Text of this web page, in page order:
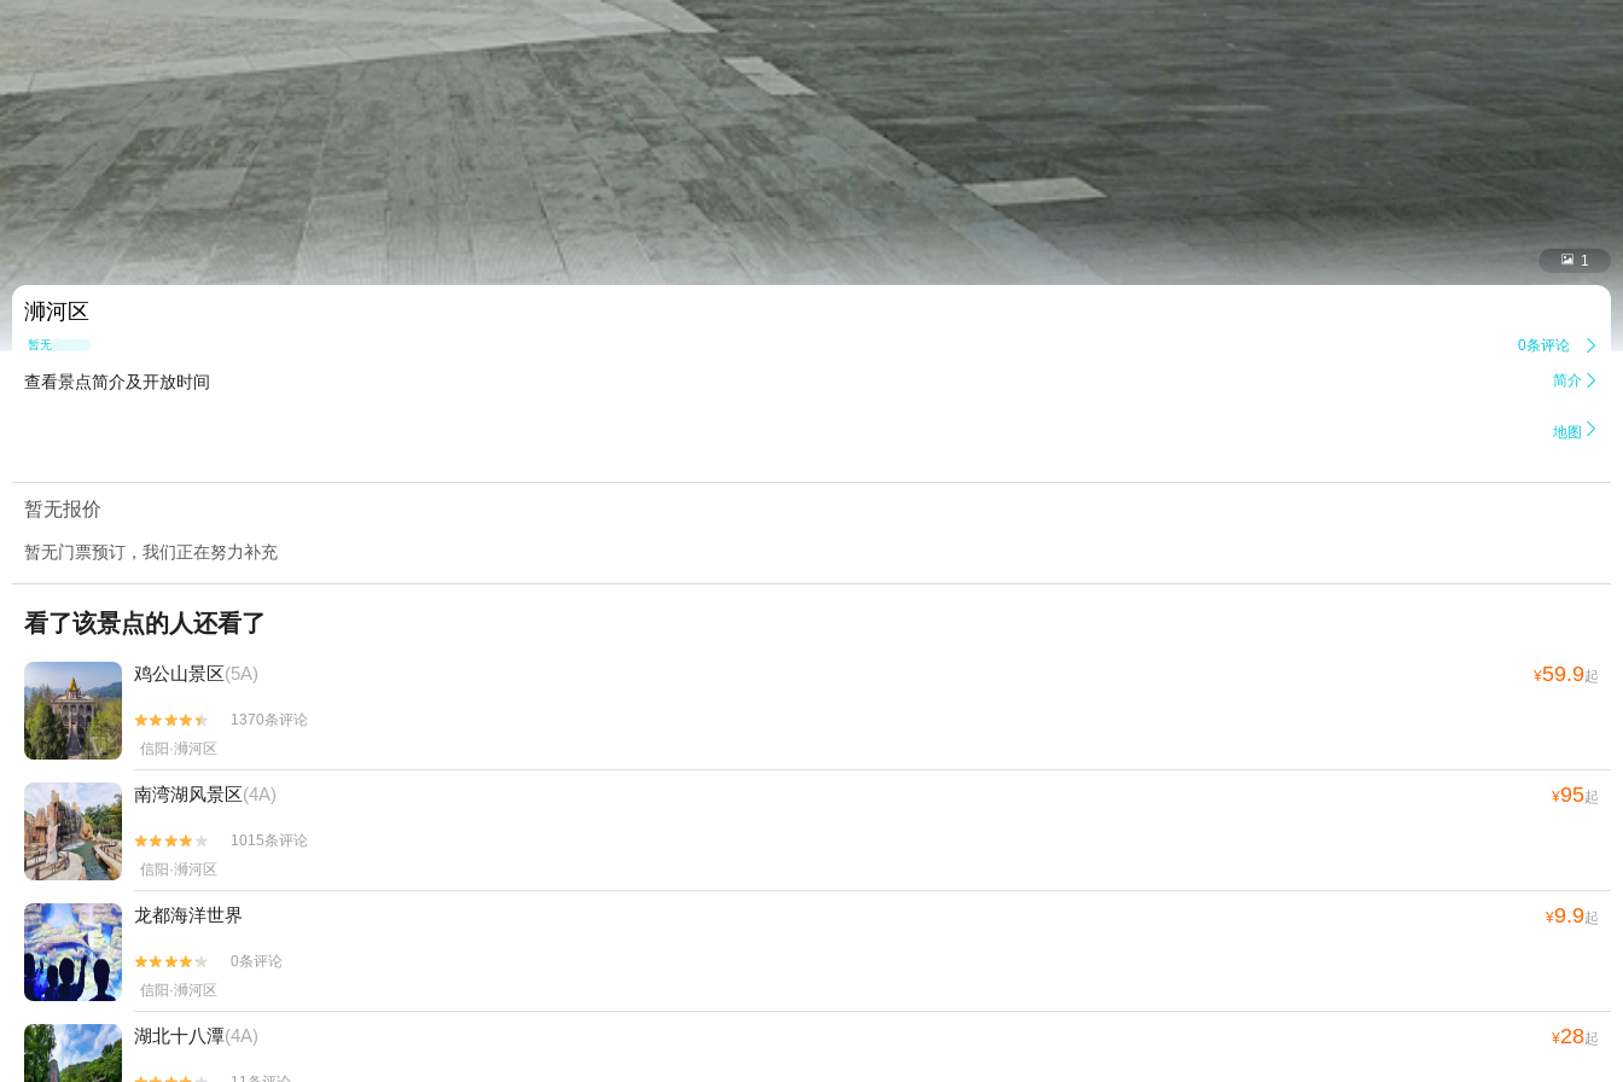
 1
浉河区
暂无点评 0条评论 
查看景点简介及开放时间 简介 
地图 
暂无报价
暂无门票预订，我们正在努力补充
看了该景点的人还看了
鸡公山景区(5A) ¥59.9起


1370条评论
信阳·浉河区
南湾湖风景区(4A) ¥95起


1015条评论
信阳·浉河区
龙都海洋世界 ¥9.9起


0条评论
信阳·浉河区
湖北十八潭(4A) ¥28起